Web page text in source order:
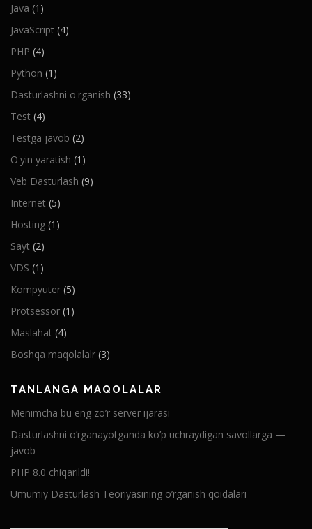
Java (1)
JavaScript (4)
PHP (4)
Python (1)
Dasturlashni o'rganish (33)
Test (4)
Testga javob (2)
O'yin yaratish (1)
Veb Dasturlash (9)
Internet (5)
Hosting (1)
Sayt (2)
VDS (1)
Kompyuter (5)
Protsessor (1)
Maslahat (4)
Boshqa maqolalalr (3)
TANLANGA MAQOLALAR
Menimcha bu eng zo’r server ijarasi
Dasturlashni o’rganayotganda ko’p uchraydigan savollarga —
javob
PHP 8.0 chiqarildi!
Umumiy Dasturlash Teoriyasining o’rganish qoidalari